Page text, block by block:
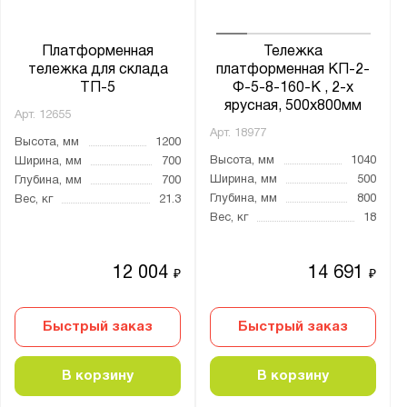
Платформенная
тележка для склада
ТП-5
Арт. 12655
Высота, мм
1200
Ширина, мм
700
Глубина, мм
700
Вес, кг
21.3
12 004₽
Быстрый заказ
В корзину
Тележка
платформенная КП-2-
Ф-5-8-160-К , 2-х
ярусная, 500х800мм
Арт. 18977
Высота, мм
1040
Ширина, мм
500
Глубина, мм
800
Вес, кг
18
14 691₽
Быстрый заказ
В корзину
Конструкция:
разборная
С откидной полкой:
Да
Двухъярусные